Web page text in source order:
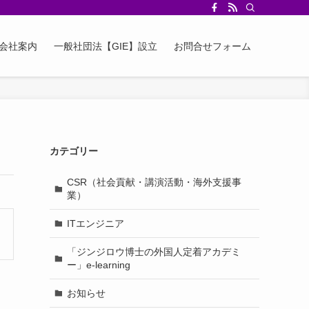
社案内 一般社団法【GIE】設立 お問合せフォーム
カテゴリー
CSR（社会貢献・講演活動・海外支援事
業）
ITエンジニア
「ジンジロウ博士の外国人定着アカデミ
ー」e-learning
お知らせ